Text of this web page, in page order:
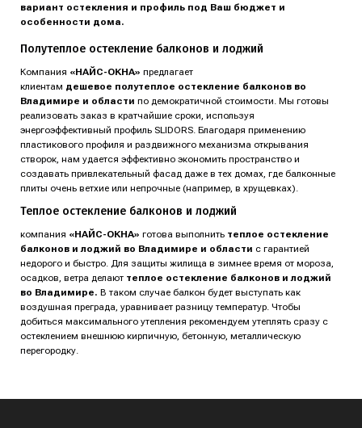
вариант остекления и профиль под Ваш бюджет и
особенности дома.
Полутеплое остекление балконов и лоджий
Компания «НАЙС-ОКНА» предлагает
клиентам дешевое полутеплое остекление балконов во
Владимире и области по демократичной стоимости. Мы готовы
реализовать заказ в кратчайшие сроки, используя
энергоэффективный профиль SLIDORS. Благодаря применению
пластикового профиля и раздвижного механизма открывания
створок, нам удается эффективно экономить пространство и
создавать привлекательный фасад даже в тех домах, где балконные
плиты очень ветхие или непрочные (например, в хрущевках).
Теплое остекление балконов и лоджий
компания «НАЙС-ОКНА» готова выполнить теплое остекление
балконов и лоджий во Владимире и области с гарантией
недорого и быстро. Для защиты жилища в зимнее время от мороза,
осадков, ветра делают теплое остекление балконов и лоджий
во Владимире. В таком случае балкон будет выступать как
воздушная преграда, уравнивает разницу температур. Чтобы
добиться максимального утепления рекомендуем утеплять сразу с
остеклением внешнюю кирпичную, бетонную, металлическую
перегородку.